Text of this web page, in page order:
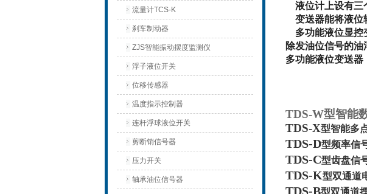
流量计TCS-K
刹车制动器
ZJS智能振动摆度监测仪
浮子液位开关
位移传感器
温度指示控制器
连杆浮球液位开关
剪断销信号器
压力开关
轴承油位信号器
液位计上设有三
变送器能将液位
多功能液位显控
除发油位信号的油
多功能液位变送
TDS-W型智能
TDS-X型智能多
TDS-D型频率信
TDS-C型齿盘信
TDS-K型双通道
TDS-B型双通道